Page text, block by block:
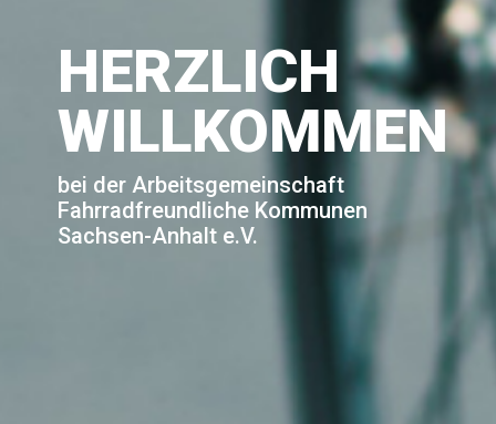
HERZLICH
WILLKOMMEN
bei der Arbeitsgemeinschaft
Fahrradfreundliche Kommunen
Sachsen-Anhalt e.V.